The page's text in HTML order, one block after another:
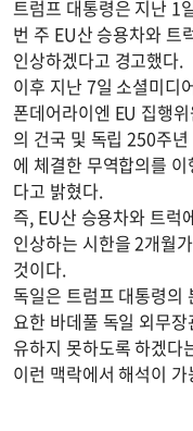
트럼프 대통령은 지난 1
번 주 EU산 승용차와
인상하겠다고 경고했다.
이후 지난 7일 소셜미디
폰데어라이엔 EU 집행
의 건국 및 독립 250주
에 체결한 무역합의를
다고 밝혔다.
즉, EU산 승용차와 트럭
인상하는 시한을 2개월
것이다.
독일은 트럼프 대통령의
요한 바데풀 독일 외무
유하지 못하도록 하겠다
이런 맥락에서 해석이